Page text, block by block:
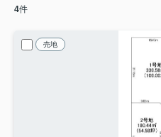
4件
売地